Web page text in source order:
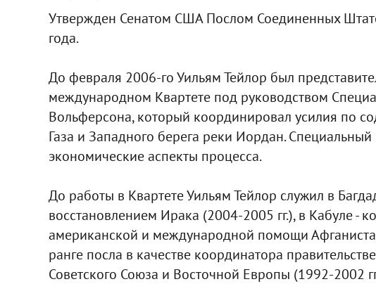
Утвержден Сенатом США Послом Соединенных
года.
До февраля 2006-го Уильям Тейлор был
международном Квартете под руководством
Вольферсона, который координировал усилия по
Газа и Западного берега реки Иордан.
экономические аспекты процесса.
До работы в Квартете Уильям Тейлор служил в
восстановлением Ирака (2004-2005 гг.), в Кабуле -
американской и международной помощи
ранге посла в качестве координатора
Советского Союза и Восточной Европы (1992-2002